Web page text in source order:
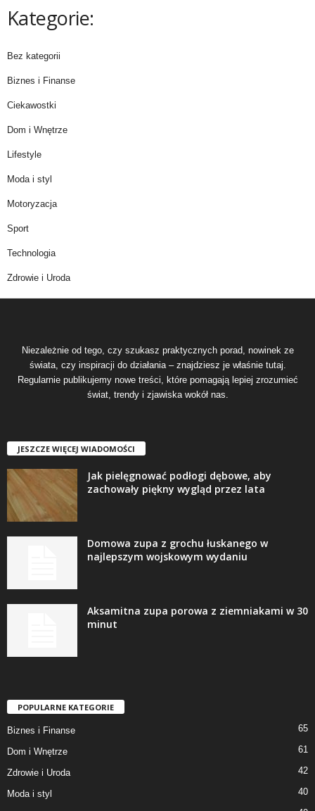
Kategorie:
Bez kategorii
Biznes i Finanse
Ciekawostki
Dom i Wnętrze
Lifestyle
Moda i styl
Motoryzacja
Sport
Technologia
Zdrowie i Uroda
Niezależnie od tego, czy szukasz praktycznych porad, nowinek ze
świata, czy inspiracji do działania – znajdziesz je właśnie tutaj.
Regularnie publikujemy nowe treści, które pomagają lepiej zrozumieć
świat, trendy i zjawiska wokół nas.
JESZCZE WIĘCEJ WIADOMOŚCI
Jak pielęgnować podłogi dębowe, aby
zachowały piękny wygląd przez lata
Domowa zupa z grochu łuskanego w
najlepszym wojskowym wydaniu
Aksamitna zupa porowa z ziemniakami w 30
minut
POPULARNE KATEGORIE
Biznes i Finanse 65
Dom i Wnętrze 61
Zdrowie i Uroda 42
Moda i styl 40